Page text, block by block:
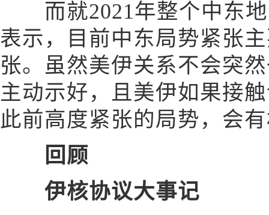
而就2021年整个中东地
表示，目前中东局势紧张
张。虽然美伊关系不会突
主动示好，且美伊如果接
此前高度紧张的局势，会
回顾
伊核协议大事记